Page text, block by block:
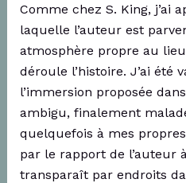
Comme chez S. King, j’ai
laquelle l’auteur est
atmosphère propre au lieu
déroule l’histoire. J’ai été
l’immersion proposée
ambigu, finalement
quelquefois à mes
par le rapport de l’auteur
transparaît par endroits